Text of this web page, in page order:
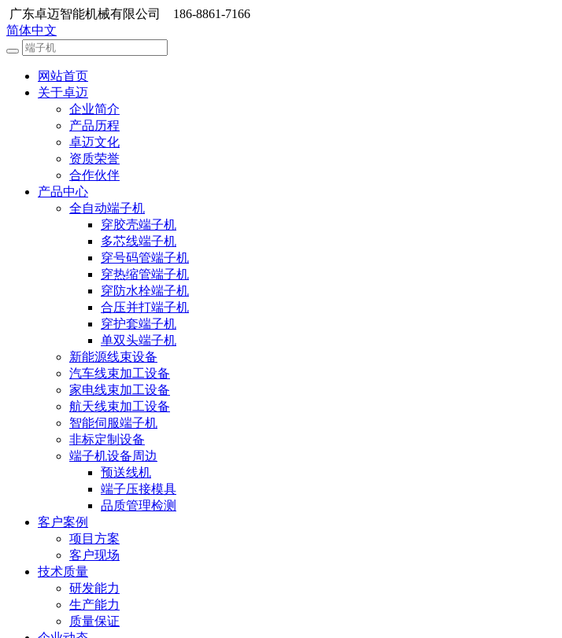
广东卓迈智能机械有限公司 186-8861-7166
简体中文
网站首页
关于卓迈
企业简介
产品历程
卓迈文化
资质荣誉
合作伙伴
产品中心
全自动端子机
穿胶壳端子机
多芯线端子机
穿号码管端子机
穿热缩管端子机
穿防水栓端子机
合压并打端子机
穿护套端子机
单双头端子机
新能源线束设备
汽车线束加工设备
家电线束加工设备
航天线束加工设备
智能伺服端子机
非标定制设备
端子机设备周边
预送线机
端子压接模具
品质管理检测
客户案例
项目方案
客户现场
技术质量
研发能力
生产能力
质量保证